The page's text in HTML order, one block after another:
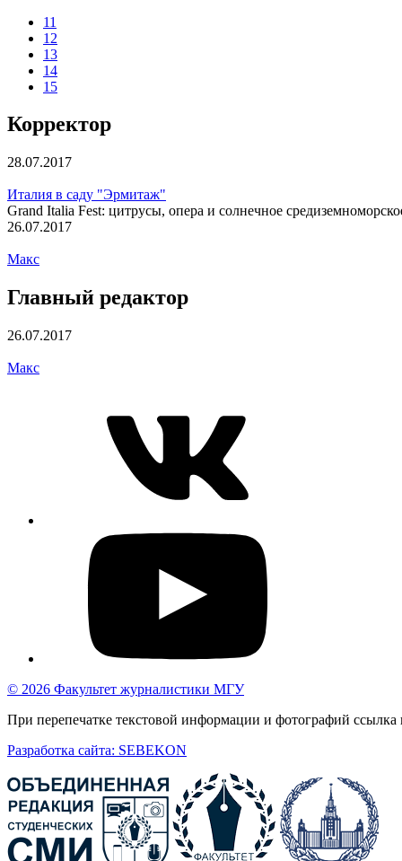
11
12
13
14
15
Корректор
28.07.2017
Италия в саду "Эрмитаж"
Grand Italia Fest: цитрусы, опера и солнечное
26.07.2017
Макс
Главный редактор
26.07.2017
Макс
© 2026 Факультет журналистики МГУ
При перепечатке текстовой информации и фотографий ссылка
Разработка сайта: SEBEKON